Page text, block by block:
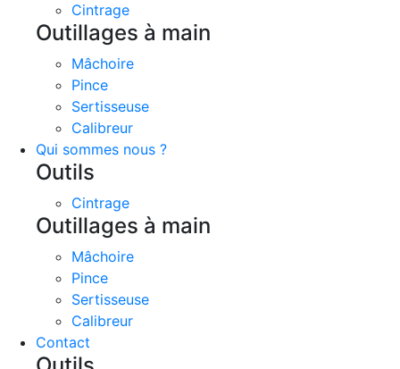
Cintrage
Outillages à main
Mâchoire
Pince
Sertisseuse
Calibreur
Qui sommes nous ?
Outils
Cintrage
Outillages à main
Mâchoire
Pince
Sertisseuse
Calibreur
Contact